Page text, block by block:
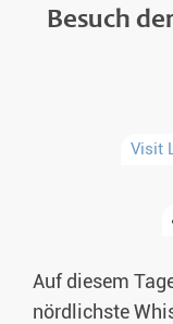
Besuch
Visit
Auf diesem
nördlichste